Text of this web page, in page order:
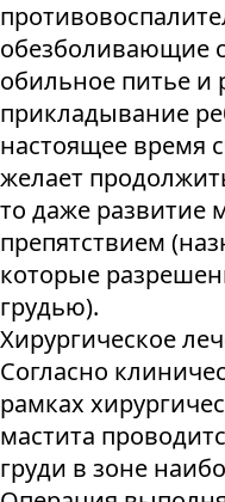
обезболивающие
обильное питье и
прикладывание
настоящее время
желает
то даже развитие
препятствием
которые
грудью).
Хирургическое
Согласно
рамках
мастита
груди в зоне